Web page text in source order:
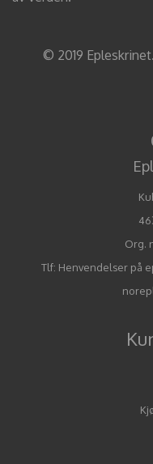
© 2019
Org.
Tlf: Henvendelser på